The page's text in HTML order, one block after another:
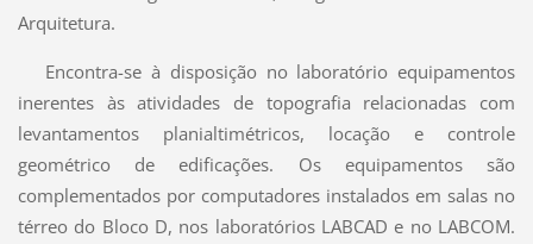
Arquitetura.
Encontra-se à disposição no laboratório equipamentos
inerentes às atividades de topografia relacionadas com
levantamentos planialtimétricos, locação e controle
geométrico de edificações. Os equipamentos são
complementados por computadores instalados em salas no
térreo do Bloco D, nos laboratórios LABCAD e no LABCOM.